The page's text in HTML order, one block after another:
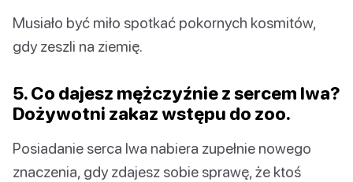
Musiało być miło spotkać pokornych kosmitów,
gdy zeszli na ziemię.
5. Co dajesz mężczyźnie z sercem lwa?
Dożywotni zakaz wstępu do zoo.
Posiadanie serca lwa nabiera zupełnie nowego
znaczenia, gdy zdajesz sobie sprawę, że ktoś